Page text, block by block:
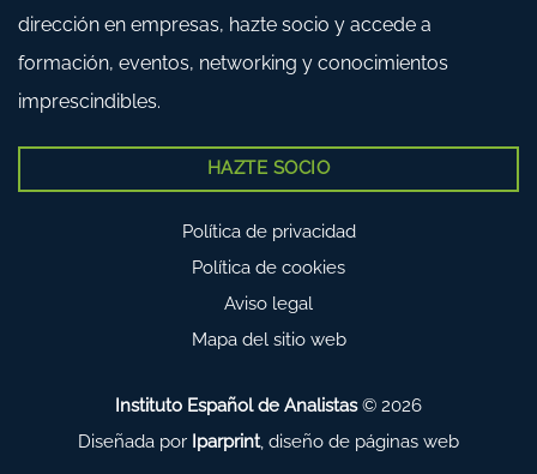
dirección en empresas, hazte socio y accede a
formación, eventos, networking y conocimientos
imprescindibles.
HAZTE SOCIO
Política de privacidad
Política de cookies
Aviso legal
Mapa del sitio web
Instituto Español de Analistas© 2026
Diseñada por Iparprint, diseño de páginas web